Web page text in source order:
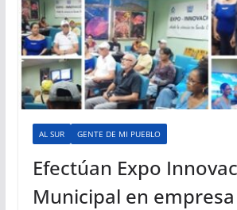
AL SUR GENTE DE MI PUEBLO
Efectúan Expo
Municipal en empresa